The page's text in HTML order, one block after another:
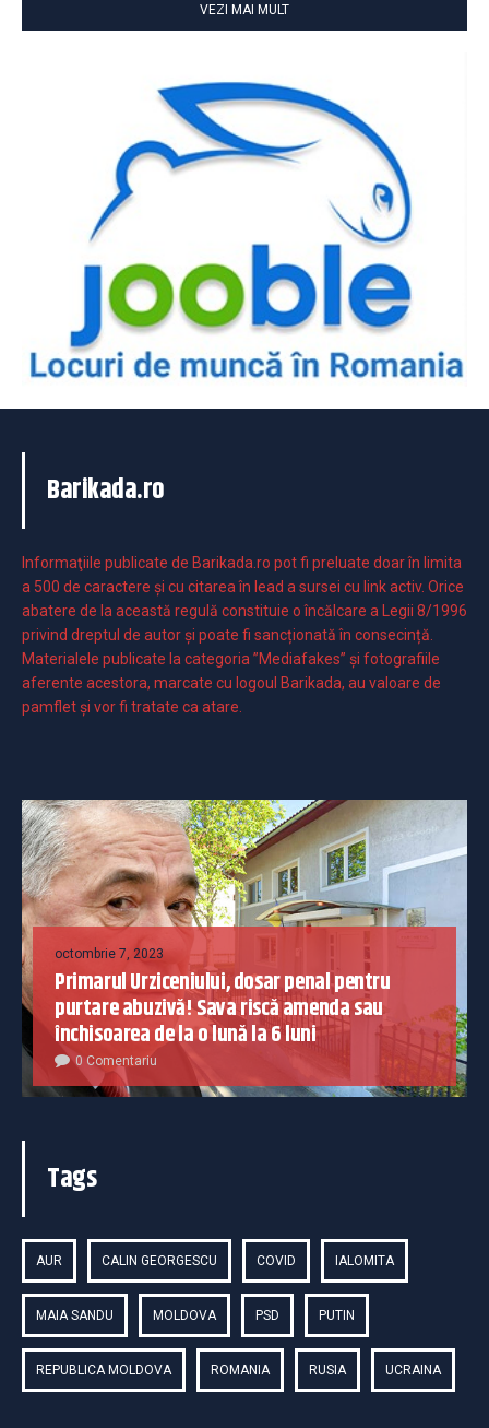
VEZI MAI MULT
Barikada.ro
Informaţiile publicate de Barikada.ro pot fi preluate doar în limita
a 500 de caractere şi cu citarea în lead a sursei cu link activ. Orice
abatere de la această regulă constituie o încălcare a Legii 8/1996
privind dreptul de autor și poate fi sancționată în consecință.
Materialele publicate la categoria ”Mediafakes” și fotografiile
aferente acestora, marcate cu logoul Barikada, au valoare de
pamflet și vor fi tratate ca atare.
octombrie 7, 2023
Primarul Urziceniului, dosar penal pentru
purtare abuzivă! Sava riscă amenda sau
închisoarea de la o lună la 6 luni
0 Comentariu
Tags
AUR CALIN GEORGESCU COVID IALOMITA
MAIA SANDU MOLDOVA PSD PUTIN
REPUBLICA MOLDOVA ROMANIA RUSIA UCRAINA